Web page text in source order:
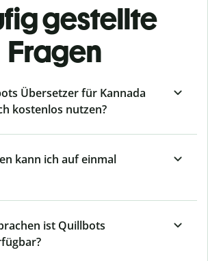
gestellte
Fragen
Übersetzer für Kannada
kostenlos nutzen?
kann ich auf einmal
ist Quillbots